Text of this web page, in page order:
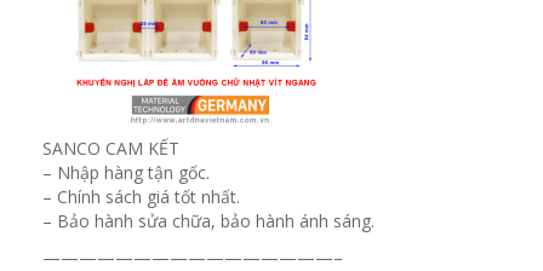
SANCO CAM KẾT
– Nhập hàng tận gốc.
– Chính sách giá tốt nhất.
– Bảo hành sửa chữa, bảo hành ánh sáng.
————————————————–